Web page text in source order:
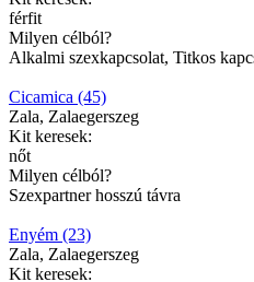
férfit
Milyen célból?
Alkalmi szexkapcsolat, Titkos
Cicamica (45)
Zala, Zalaegerszeg
Kit keresek:
nőt
Milyen célból?
Szexpartner hosszú távra
Enyém (23)
Zala, Zalaegerszeg
Kit keresek: